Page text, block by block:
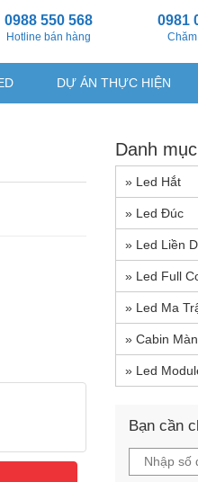
0988 550 568
Hotline bán hàng
0981
DỰ ÁN THỰC HIỆN
Danh
» Led Hắt
» Led Đúc
» Led Liền
» Led Full
» Led Ma
» Cabin
» Led
Bạn cần